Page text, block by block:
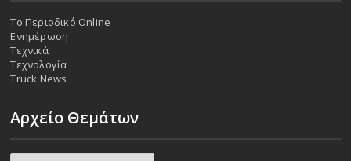
Το Περιοδικό Online
Ενημέρωση
Τεχνικά
Τεχνολογία
Truck News
Αρχείο Θεμάτων